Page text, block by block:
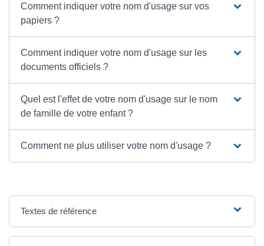
Comment indiquer votre nom d'usage sur vos
papiers ?
Comment indiquer votre nom d'usage sur les
documents officiels ?
Quel est l'effet de votre nom d'usage sur le nom
de famille de votre enfant ?
Comment ne plus utiliser votre nom d'usage ?
Textes de référence